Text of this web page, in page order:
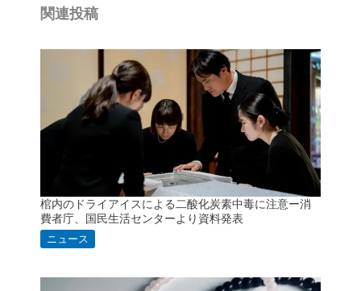
関連投稿
棺内のドライアイスによる二酸化炭素中毒に注意ー消
費者庁、国民生活センターより資料発表
ニュース